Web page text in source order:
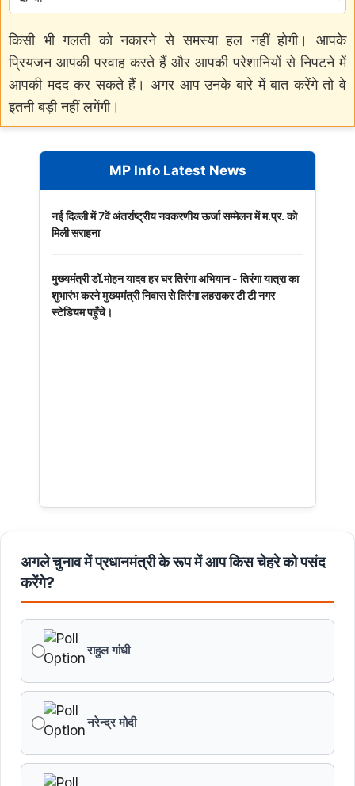
किसी भी गलती को नकारने से समस्या हल नहीं होगी। आपके
प्रियजन आपकी परवाह करते हैं और आपकी परेशानियों से निपटने में
आपकी मदद कर सकते हैं। अगर आप उनके बारे में बात करेंगे तो वे
इतनी बड़ी नहीं लगेंगी।
MP Info Latest News
नई दिल्ली में 7वें अंतर्राष्ट्रीय नवकरणीय ऊर्जा सम्मेलन में म.प्र. को
मिली सराहना
मुख्यमंत्री डॉ.मोहन यादव हर घर तिरंगा अभियान - तिरंगा यात्रा का
शुभारंभ करने मुख्यमंत्री निवास से तिरंगा लहराकर टी टी नगर
स्टेडियम पहुँचे।
अगले चुनाव में प्रधानमंत्री के रूप में आप किस चेहरे को पसंद
करेंगे?
राहुल गांधी
नरेन्द्र मोदी